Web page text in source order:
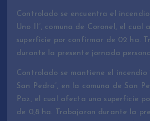
Controlado se encuentra el incendio
Uno II”, comuna de Coronel, el cual
superficie por confirmar de 02 ha.
durante la presente jornada
Controlado se mantiene el incendio
San Pedro”, en la comuna de San
Paz, el cual afecta una superficie
de 0,8 ha. Trabajaron durante la